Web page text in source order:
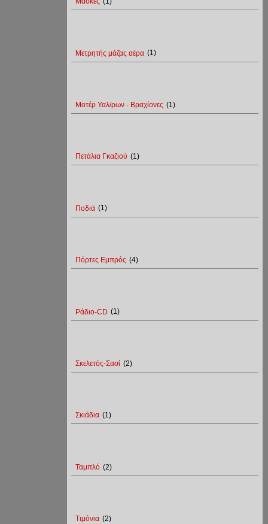
Μετρητής μάζας αέρα (1)
Μοτέρ Υαλ/ρων - Βραχίονες (1)
Πετάλια Γκαζιού (1)
Ποδιά (1)
Πόρτες Εμπρός (4)
Ράδιο-CD (1)
Σκελετός-Σασί (2)
Σκιάδια (1)
Ταμπλό (2)
Τιμόνια (2)